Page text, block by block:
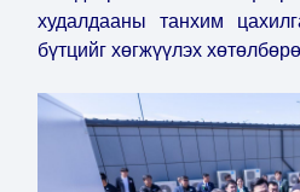
худалдааны танхим
бүтцийг хөгжүүлэх